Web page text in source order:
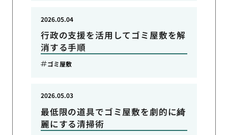
行政の支援を活用してゴミ屋敷を解
消する手順
2026.05.04
ゴミ屋敷
最低限の道具でゴミ屋敷を劇的に綺
麗にする清掃術
2026.05.03